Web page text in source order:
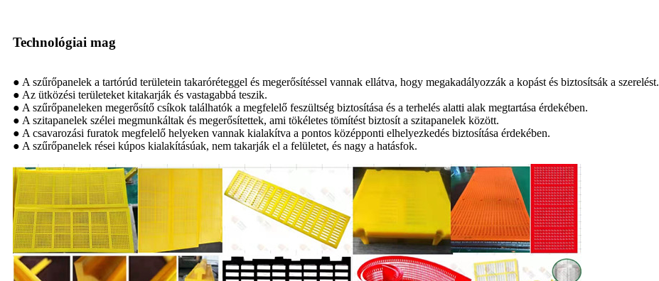
Technológiai mag
● A szűrőpanelek a tartórúd területein takaróréteggel és megerősítéssel vannak ellátva, hogy megakadályozzák a kopást és biztosítsák a szerelést.
● Az ütközési területeket kitakarják és vastagabbá teszik.
● A szűrőpaneleken megerősítő csíkok találhatók a megfelelő feszültség biztosítása és a terhelés alatti alak megtartása érdekében.
● A szitapanelek szélei megmunkáltak és megerősítettek, ami tökéletes tömítést biztosít a szitapanelek között.
● A csavarozási furatok megfelelő helyeken vannak kialakítva a pontos középponti elhelyezkedés biztosítása érdekében.
● A szűrőpanelek rései kúpos kialakításúak, nem takarják el a felületet, és nagy a hatásfok.